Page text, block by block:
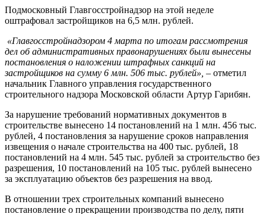
Подмосковный Главгосстройнадзор на этой неделе
оштрафовал застройщиков на 6,5 млн. рублей.
«Главгосстройнадзором 4 марта по итогам рассмотрения
дел об административных правонарушениях были вынесены
постановления о наложении штрафных санкций на
застройщиков на сумму 6 млн. 506 тыс. рублей», – отметил
начальник Главного управления государственного
строительного надзора Московской области Артур Гарибян.
За нарушение требований нормативных документов в
строительстве вынесено 14 постановлений на 1 млн. 456 тыс.
рублей, 4 постановления за нарушение сроков направления
извещения о начале строительства на 400 тыс. рублей, 18
постановлений на 4 млн. 545 тыс. рублей за строительство без
разрешения, 10 постановлений на 105 тыс. рублей вынесено
за эксплуатацию объектов без разрешения на ввод.
В отношении трех строительных компаний вынесено
постановление о прекращении производства по делу, пяти